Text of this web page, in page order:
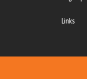
Links